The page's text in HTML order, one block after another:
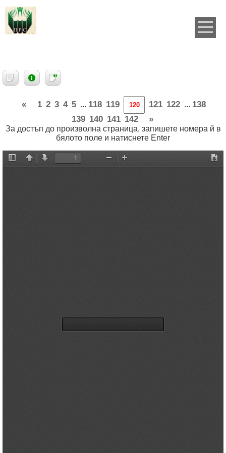
« 1 2 3 4 5 ... 118 119 121 122 ... 138
139 140 141 142 »
За достъп до произволна страница, запишете номера й в
бялото поле и натиснете Enter